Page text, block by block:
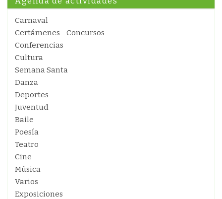
Carnaval
Certámenes - Concursos
Conferencias
Cultura
Semana Santa
Danza
Deportes
Juventud
Baile
Poesía
Teatro
Cine
Música
Varios
Exposiciones